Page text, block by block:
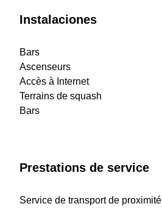
Instalaciones
Bars
Ascenseurs
Accès à Internet
Terrains de squash
Bars
Prestations de service
Service de transport de proximité